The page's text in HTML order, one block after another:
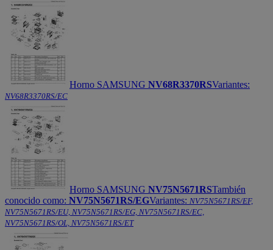
Horno SAMSUNG NV68R3370RSVariantes:
NV68R3370RS/EC
Horno SAMSUNG NV75N5671RSTambién
conocido como: NV75N5671RS/EGVariantes: NV75N5671RS/EF,
NV75N5671RS/EU, NV75N5671RS/EG, NV75N5671RS/EC,
NV75N5671RS/OL, NV75N5671RS/ET